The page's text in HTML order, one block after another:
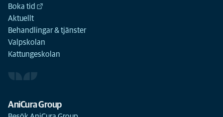
Boka tid
Aktuellt
Behandlingar & tjänster
Valpskolan
Kattungeskolan
AniCura Group